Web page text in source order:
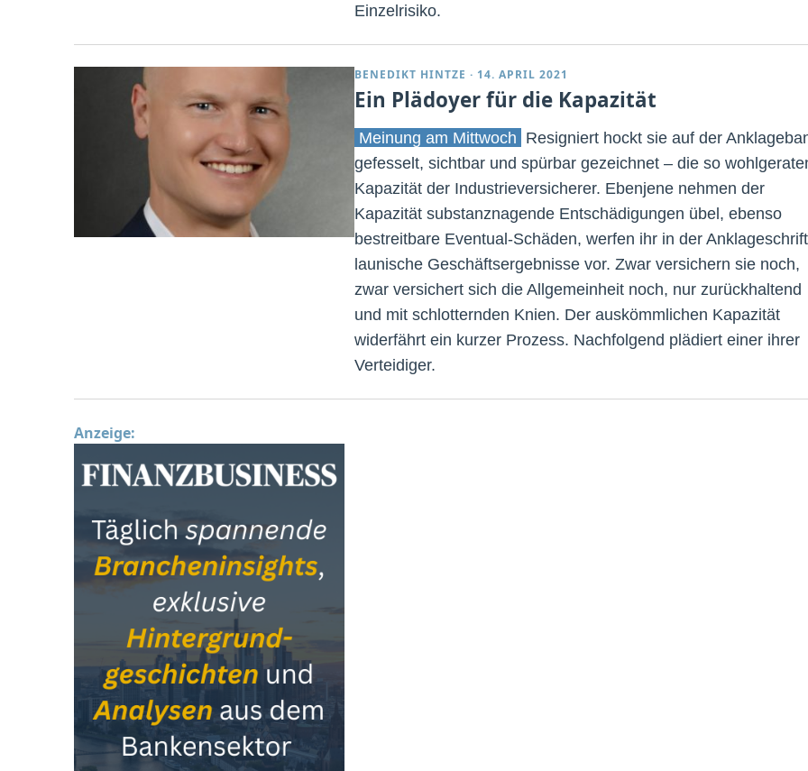
Einzelrisiko.
BENEDIKT HINTZE · 14. APRIL 2021
Ein Plädoyer für die Kapazität
Meinung am Mittwoch Resigniert hockt sie auf der
gefesselt, sichtbar und spürbar gezeichnet – die so
Kapazität der Industrieversicherer. Ebenjene nehmen der
Kapazität substanznagende Entschädigungen übel, ebenso
bestreitbare Eventual-Schäden, werfen ihr in der Anklageschrift
launische Geschäftsergebnisse vor. Zwar versichern sie noch,
zwar versichert sich die Allgemeinheit noch, nur zurückhaltend
und mit schlotternden Knien. Der auskömmlichen Kapazität
widerfährt ein kurzer Prozess. Nachfolgend plädiert einer ihrer
Verteidiger.
Anzeige: